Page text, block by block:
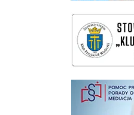
wieliczka-wieliczanie
pomoc prawna